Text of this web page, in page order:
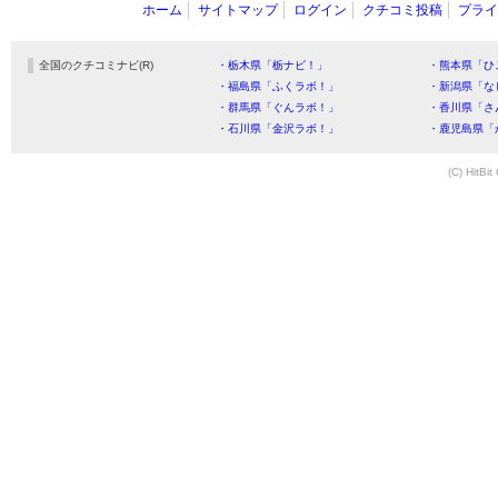
ホーム サイトマップ ログイン クチコミ投稿 プラ
全国のクチコミナビ(R) ・栃木県「栃ナビ！」
・熊本県「
・福島県「ふくラボ！」
・新潟県「
・群馬県「ぐんラボ！」
・香川県「
・石川県「金沢ラボ！」
・鹿児島県
(C) HitBit